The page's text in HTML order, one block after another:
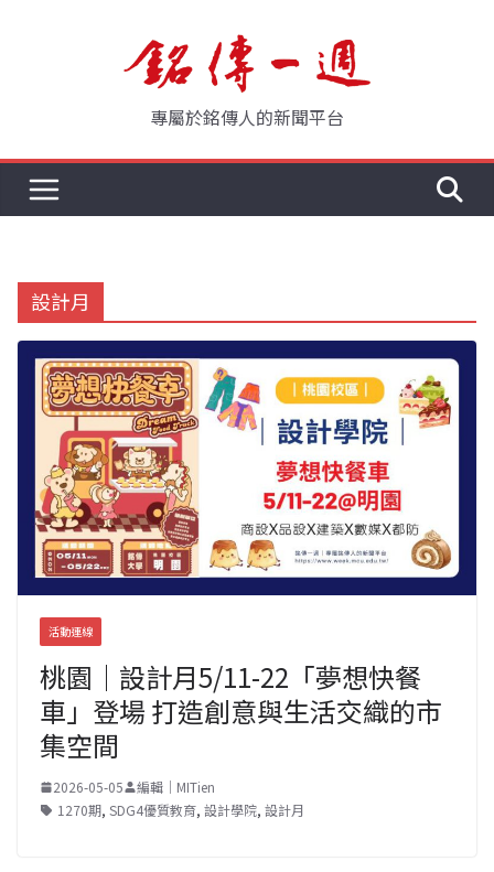
專屬於銘傳人的新聞平台
設計月
活動連線
桃園｜設計月5/11-22「夢想快餐
車」登場 打造創意與生活交織的市
集空間
2026-05-05
編輯｜MITien
1270期, SDG4優質教育, 設計學院, 設計月